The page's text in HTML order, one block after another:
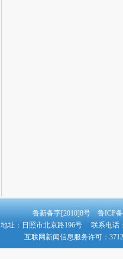
鲁新备字[2010]8号 鲁ICP
地址：日照市北京路196号 联系电话
互联网新闻信息服务许可：